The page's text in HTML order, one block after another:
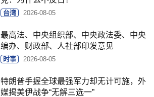
台湾 2026-08-05
最高法、中央组织部、中央政法委、中央
编办、财政部、人社部印发意见
时事 2026-08-05
特朗普手握全球最强军力却无计可施，外
媒揭美伊战争“无解三选一”